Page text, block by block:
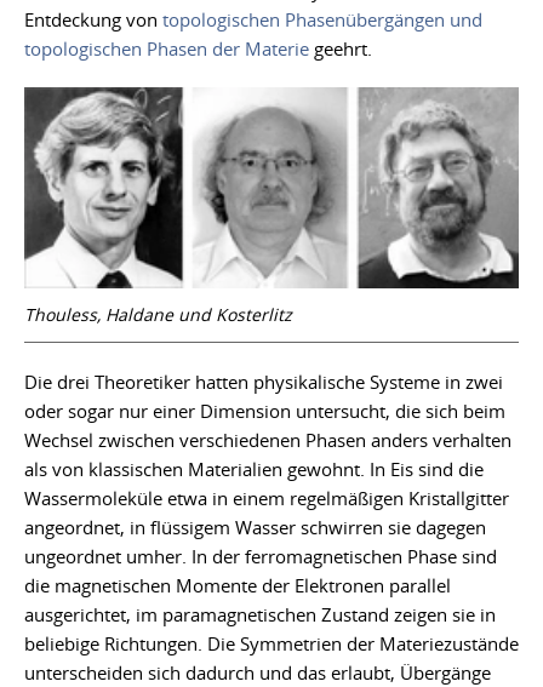
Entdeckung von topologischen Phasenübergängen und
topologischen Phasen der Materie geehrt.
Thouless, Haldane und Kosterlitz
Die drei Theoretiker hatten physikalische Systeme in zwei
oder sogar nur einer Dimension untersucht, die sich beim
Wechsel zwischen verschiedenen Phasen anders verhalten
als von klassischen Materialien gewohnt. In Eis sind die
Wassermoleküle etwa in einem regelmäßigen Kristallgitter
angeordnet, in flüssigem Wasser schwirren sie dagegen
ungeordnet umher. In der ferromagnetischen Phase sind
die magnetischen Momente der Elektronen parallel
ausgerichtet, im paramagnetischen Zustand zeigen sie in
beliebige Richtungen. Die Symmetrien der Materiezustände
unterscheiden sich dadurch und das erlaubt, Übergänge